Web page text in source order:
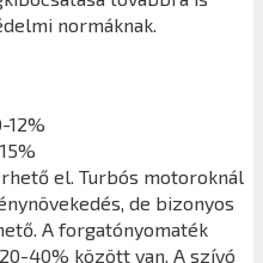
normáknak.
12%
el. Turbós motoroknál
de bizonyos
A forgatónyomaték
40% között van. A szívó